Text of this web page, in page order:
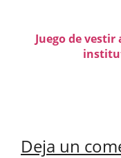
Juego de vestir
Deja un